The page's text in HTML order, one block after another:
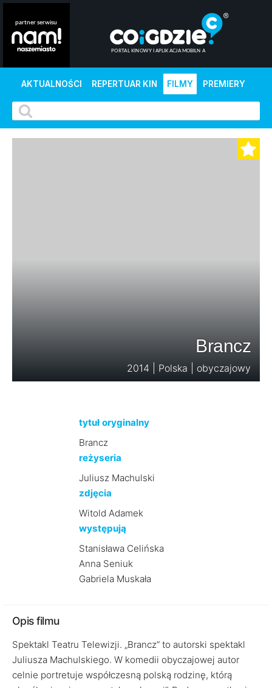
AKTUALNOŚCI REPERTUAR KIN FILMY PREMIERY
Brancz
2014 | Polska | obyczajowy
tytuł oryginalny
Brancz
reżyseria
Juliusz Machulski
zdjęcia
Witold Adamek
występują
Stanisława Celińska
Anna Seniuk
Gabriela Muskała
Opis filmu
Spektakl Teatru Telewizji. „Brancz” to autorski spektakl
Juliusza Machulskiego. W komedii obyczajowej autor
celnie portretuje współczesną polską rodzinę, którą